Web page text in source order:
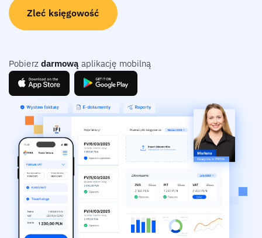
Zleć księgowość
Pobierz darmową aplikację mobilną